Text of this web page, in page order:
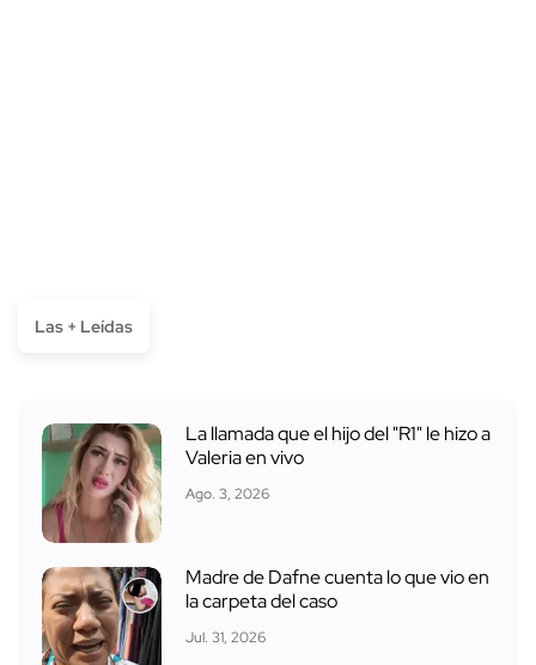
Las + Leídas
La llamada que el hijo del "R1" le hizo a
Valeria en vivo
Ago. 3, 2026
Madre de Dafne cuenta lo que vio en
la carpeta del caso
Jul. 31, 2026